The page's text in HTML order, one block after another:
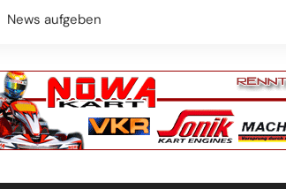
News aufgeben